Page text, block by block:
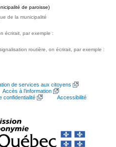
de paroisse)
de la municipalité
écrirait, par exemple :
routière, on écrirait, par exemple :
de services aux citoyens
Accès à l’information
confidentialité
Accessibilité